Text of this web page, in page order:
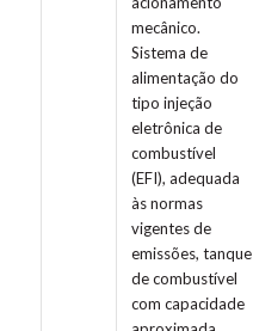
mecânico.
Sistema de
alimentação do
tipo injeção
eletrônica de
combustível
(EFI), adequada
às normas
vigentes de
emissões, tanque
de combustível
com capacidade